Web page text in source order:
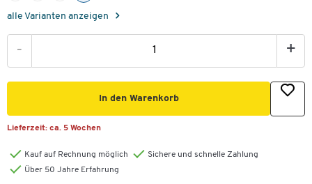
alle Varianten anzeigen
- +
In den Warenkorb
Lieferzeit: ca. 5 Wochen
Kauf auf Rechnung möglich
Sichere und schnelle Zahlung
Über 50 Jahre Erfahrung